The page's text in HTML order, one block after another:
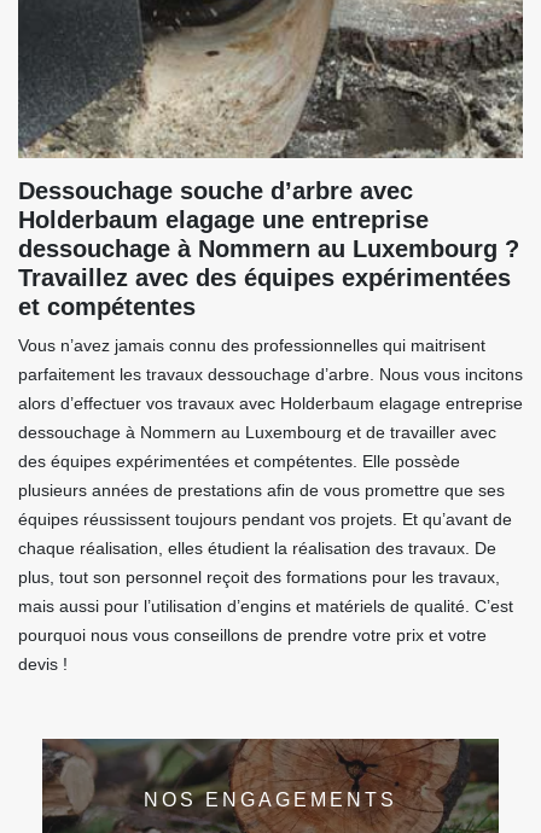
Dessouchage souche d’arbre avec
Holderbaum elagage une entreprise
dessouchage à Nommern au Luxembourg ?
Travaillez avec des équipes expérimentées
et compétentes
Vous n’avez jamais connu des professionnelles qui maitrisent
parfaitement les travaux dessouchage d’arbre. Nous vous incitons
alors d’effectuer vos travaux avec Holderbaum elagage entreprise
dessouchage à Nommern au Luxembourg et de travailler avec
des équipes expérimentées et compétentes. Elle possède
plusieurs années de prestations afin de vous promettre que ses
équipes réussissent toujours pendant vos projets. Et qu’avant de
chaque réalisation, elles étudient la réalisation des travaux. De
plus, tout son personnel reçoit des formations pour les travaux,
mais aussi pour l’utilisation d’engins et matériels de qualité. C’est
pourquoi nous vous conseillons de prendre votre prix et votre
devis !
NOS ENGAGEMENTS